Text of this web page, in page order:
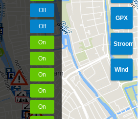
GPX
Stroom
Wind